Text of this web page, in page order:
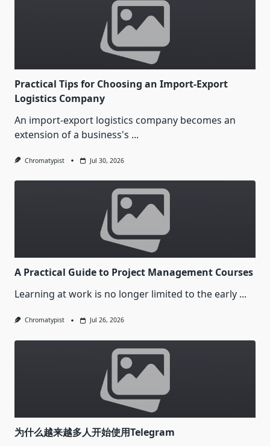
Practical Tips for Choosing an Import-Export
Logistics Company
An import-export logistics company becomes an
extension of a business's ...
Chromatypist Jul 30, 2026
A Practical Guide to Project Management Courses
Learning at work is no longer limited to the early ...
Chromatypist Jul 26, 2026
为什么越来越多人开始使用Telegram